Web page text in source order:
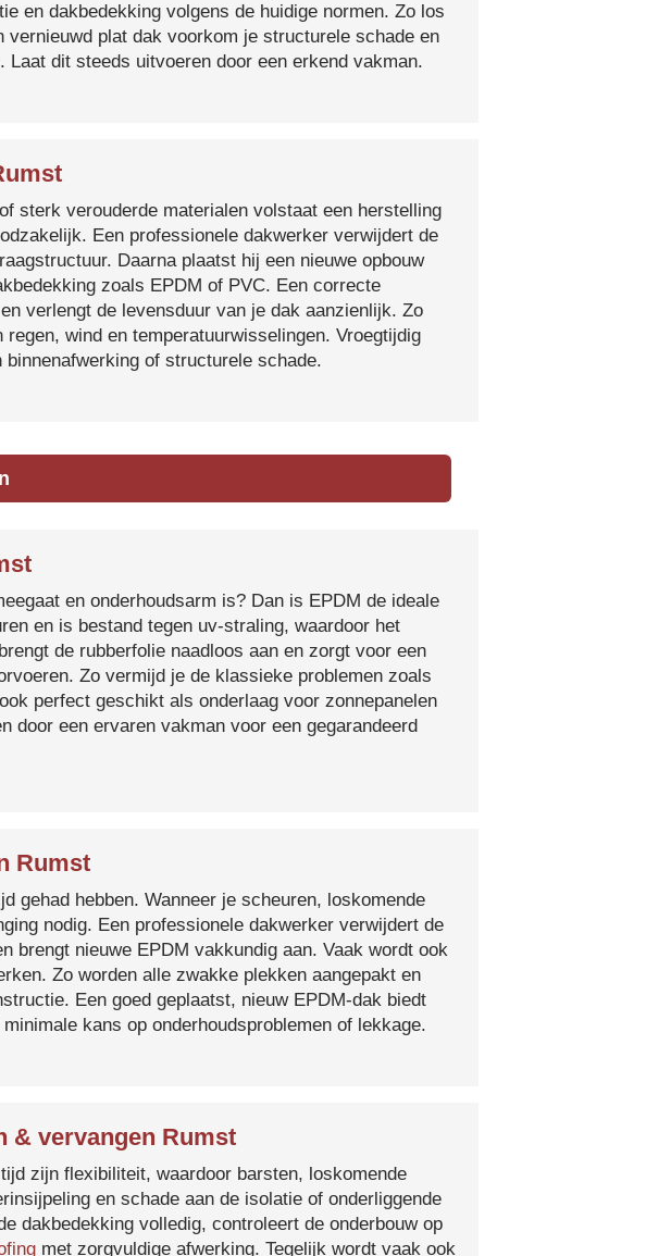
en dakbedekking volgens de huidige normen. Zo los
plat dak voorkom je structurele schade en
dit steeds uitvoeren door een erkend vakman.
sterk verouderde materialen volstaat een herstelling
Een professionele dakwerker verwijdert de
Daarna plaatst hij een nieuwe opbouw
zoals EPDM of PVC. Een correcte
verlengt de levensduur van je dak aanzienlijk. Zo
wind en temperatuurwisselingen. Vroegtijdig
of structurele schade.
en onderhoudsarm is? Dan is EPDM de ideale
en is bestand tegen uv-straling, waardoor het
de rubberfolie naadloos aan en zorgt voor een
Zo vermijd je de klassieke problemen zoals
perfect geschikt als onderlaag voor zonnepanelen
door een ervaren vakman voor een gegarandeerd
Rumst
gehad hebben. Wanneer je scheuren, loskomende
nodig. Een professionele dakwerker verwijdert de
brengt nieuwe EPDM vakkundig aan. Vaak wordt ook
Zo worden alle zwakke plekken aangepakt en
Een goed geplaatst, nieuw EPDM-dak biedt
kans op onderhoudsproblemen of lekkage.
& vervangen Rumst
zijn flexibiliteit, waardoor barsten, loskomende
en schade aan de isolatie of onderliggende
dakbedekking volledig, controleert de onderbouw op
met zorgvuldige afwerking. Tegelijk wordt vaak ook